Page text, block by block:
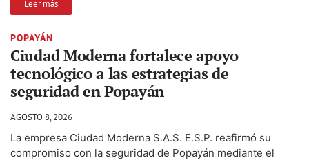
Leer más
POPAYÁN
Ciudad Moderna fortalece apoyo
tecnológico a las estrategias de
seguridad en Popayán
AGOSTO 8, 2026
La empresa Ciudad Moderna S.A.S. E.S.P. reafirmó su
compromiso con la seguridad de Popayán mediante el